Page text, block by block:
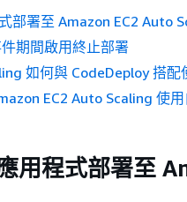
部署至 Amazon EC2 Auto
期間啟用終止部署
如何與 CodeDeploy 搭配
EC2 Auto Scaling 使用
用程式部署至